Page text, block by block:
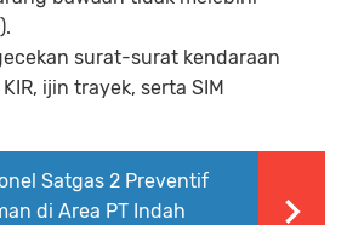
surat-surat kendaraan
ijin trayek, serta SIM
Satgas 2 Preventif
di Area PT Indah